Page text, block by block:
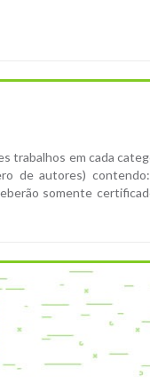
trabalhos em cada
de autores)
somente